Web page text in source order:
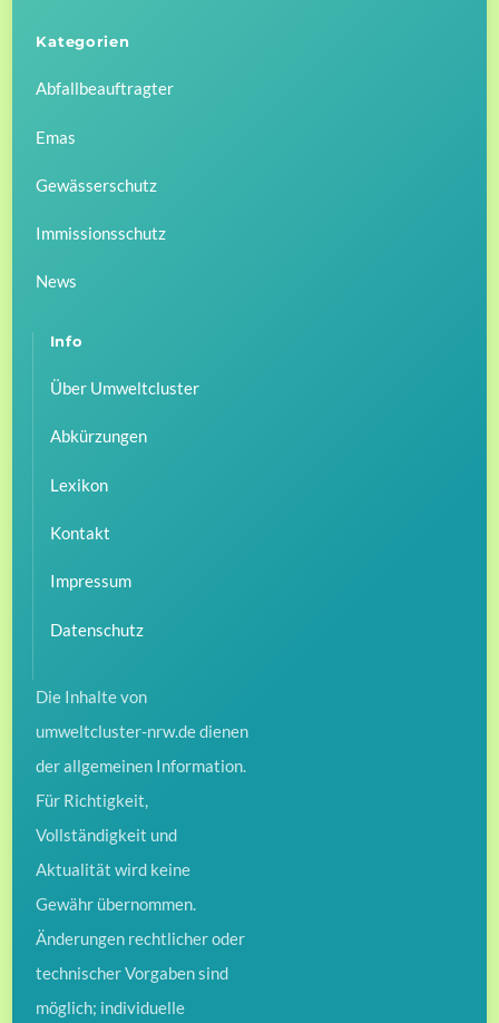
Kategorien
Abfallbeauftragter
Emas
Gewässerschutz
Immissionsschutz
News
Info
Über Umweltcluster
Abkürzungen
Lexikon
Kontakt
Impressum
Datenschutz
Die Inhalte von
umweltcluster-nrw.de dienen
der allgemeinen Information.
Für Richtigkeit,
Vollständigkeit und
Aktualität wird keine
Gewähr übernommen.
Änderungen rechtlicher oder
technischer Vorgaben sind
möglich; individuelle